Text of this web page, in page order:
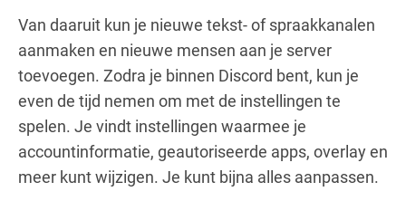
Van daaruit kun je nieuwe tekst- of spraakkanalen
aanmaken en nieuwe mensen aan je server
toevoegen. Zodra je binnen Discord bent, kun je
even de tijd nemen om met de instellingen te
spelen. Je vindt instellingen waarmee je
accountinformatie, geautoriseerde apps, overlay en
meer kunt wijzigen. Je kunt bijna alles aanpassen.